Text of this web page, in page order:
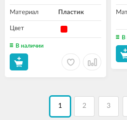
Материал Пластик
Цвет
В наличии
В
1 2 3